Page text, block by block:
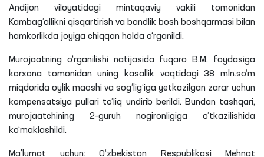
Andijon viloyatidagi mintaqaviy vakili tomonidan
Kambag‘allikni qisqartirish va bandlik bosh boshqarmasi bilan
hamkorlikda joyiga chiqqan holda o‘rganildi.
Murojaatning o‘rganilishi natijasida fuqaro B.M. foydasiga
korxona tomonidan uning kasallik vaqtidagi 38 mln.so‘m
miqdorida oylik maoshi va sog‘lig‘iga yetkazilgan zarar uchun
kompensatsiya pullari to‘liq undirib berildi. Bundan tashqari,
murojaatchining 2-guruh nogironligiga o‘tkazilishida
ko‘maklashildi.
Ma’lumot uchun: O‘zbekiston Respublikasi Mehnat